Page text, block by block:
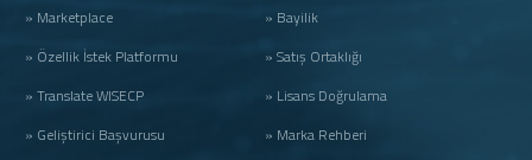
» Marketplace
» Özellik İstek Platformu
» Translate WISECP
» Geliştirici Başvurusu
» Bayilik
» Satış Ortaklığı
» Lisans Doğrulama
» Marka Rehberi